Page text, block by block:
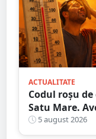
ACTUALITATE
Codul roșu
Satu Mare.
județul
5 august 2026